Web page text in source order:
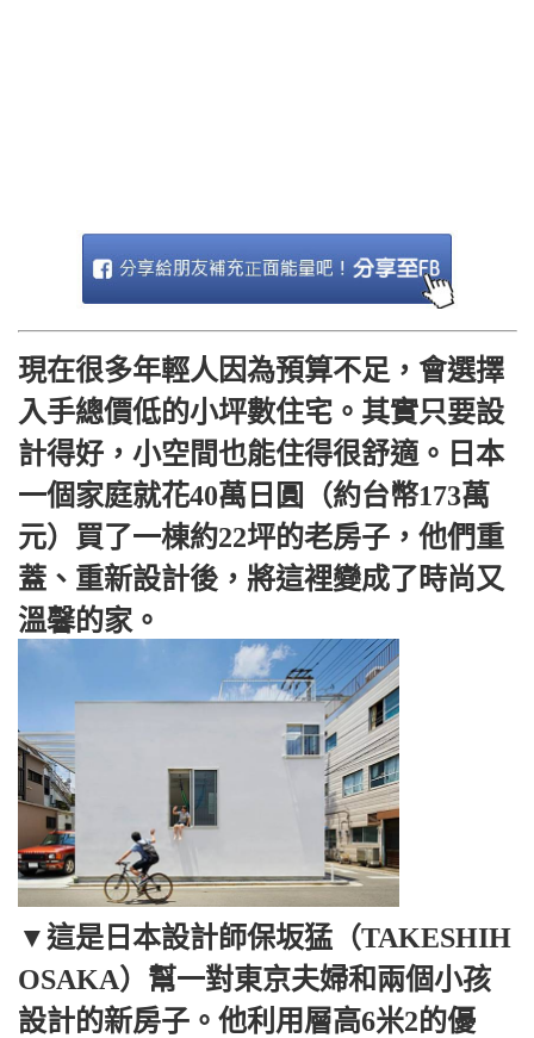
現在很多年輕人因為預算不足，會選擇
入手總價低的小坪數住宅。其實只要設
計得好，小空間也能住得很舒適。日本
一個家庭就花40萬日圓（約台幣173萬
元）買了一棟約22坪的老房子，他們重
蓋、重新設計後，將這裡變成了時尚又
溫馨的家。
▼這是日本設計師保坂猛（TAKESHIH
OSAKA）幫一對東京夫婦和兩個小孩
設計的新房子。他利用層高6米2的優